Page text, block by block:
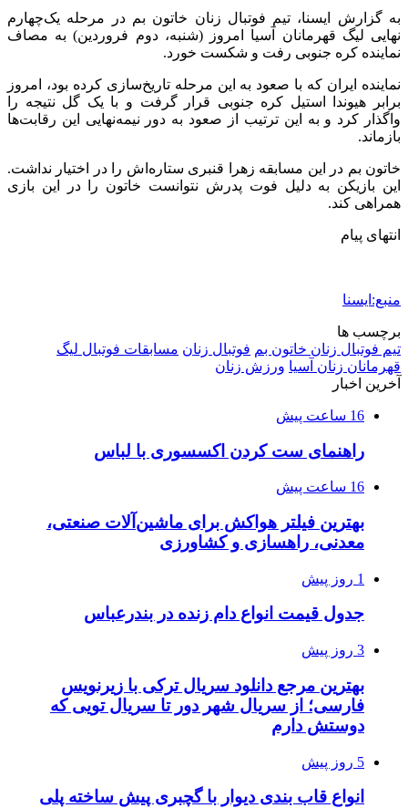
به گزارش ایسنا، تیم فوتبال زنان خاتون بم در مرحله یک‌چهارم
نهایی لیگ قهرمانان آسیا امروز (شنبه، دوم فروردین) به مصاف
نماینده کره ‌جنوبی رفت و شکست خورد.
نماینده ایران که با صعود به این مرحله تاریخ‌سازی کرده بود، امروز
برابر هیوندا استیل کره‌ جنوبی قرار گرفت و با یک گل نتیجه را
واگذار کرد و به این ترتیب از صعود به دور نیمه‌نهایی این رقابت‌ها
بازماند.
خاتون بم در این مسابقه زهرا قنبری ستاره‌اش را در اختیار نداشت.
این بازیکن به دلیل فوت پدرش نتوانست خاتون را در این بازی
همراهی کند.
انتهای پیام
منبع:ایسنا
برچسب ها
تیم فوتبال زنان خاتون بم فوتبال زنان مسابقات فوتبال لیگ
قهرمانان زنان آسیا ورزش زنان
آخرین اخبار
16 ساعت پیش
راهنمای ست کردن اکسسوری با لباس
16 ساعت پیش
بهترین فیلتر هواکش برای ماشین‌آلات صنعتی،
معدنی، راهسازی و کشاورزی
1 روز پیش
جدول قیمت انواع دام زنده در بندرعباس
3 روز پیش
بهترین مرجع دانلود سریال ترکی با زیرنویس
فارسی؛ از سریال شهر دور تا سریال تویی که
دوستش دارم
5 روز پیش
انواع قاب بندی دیوار با گچبری پیش ساخته پلی